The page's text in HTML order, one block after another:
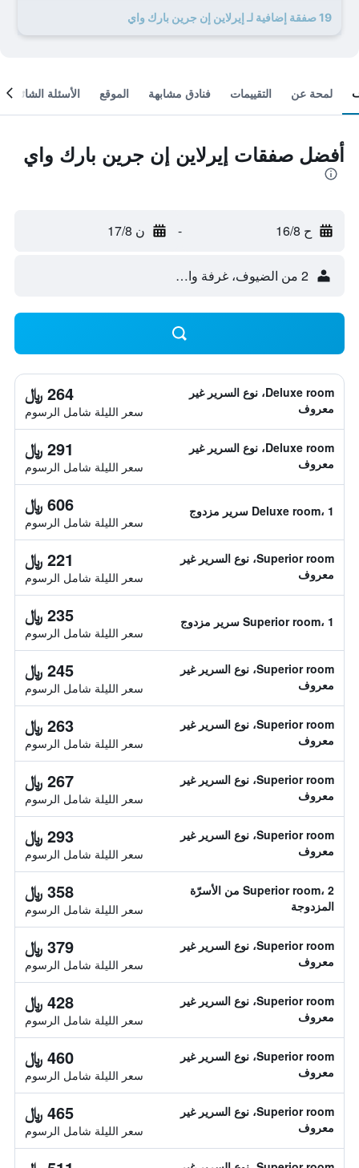
19 صفقة إضافية لـ إيرلاين إن جرين بارك واي
لمحة عن التقييمات فنادق مشابهة الموقع الأسئلة الشائعة
أفضل صفقات إيرلاين إن جرين بارك واي
ح 16/8 - ن 17/8
2 من الضيوف، غرفة واحدة
Deluxe room، نوع السرير غير
معروف
264 ﷼
سعر الليلة شامل الرسوم
Deluxe room، نوع السرير غير
معروف
291 ﷼
سعر الليلة شامل الرسوم
Deluxe room، 1 سرير مزدوج 606 ﷼
سعر الليلة شامل الرسوم
Superior room، نوع السرير غير
معروف
221 ﷼
سعر الليلة شامل الرسوم
Superior room، 1 سرير مزدوج 235 ﷼
سعر الليلة شامل الرسوم
Superior room، نوع السرير غير
معروف
245 ﷼
سعر الليلة شامل الرسوم
Superior room، نوع السرير غير
معروف
263 ﷼
سعر الليلة شامل الرسوم
Superior room، نوع السرير غير
معروف
267 ﷼
سعر الليلة شامل الرسوم
Superior room، نوع السرير غير
معروف
293 ﷼
سعر الليلة شامل الرسوم
Superior room، 2 من الأسرّة
المزدوجة
358 ﷼
سعر الليلة شامل الرسوم
Superior room، نوع السرير غير
معروف
379 ﷼
سعر الليلة شامل الرسوم
Superior room، نوع السرير غير
معروف
428 ﷼
سعر الليلة شامل الرسوم
Superior room، نوع السرير غير
معروف
460 ﷼
سعر الليلة شامل الرسوم
Superior room، نوع السرير غير
معروف
465 ﷼
سعر الليلة شامل الرسوم